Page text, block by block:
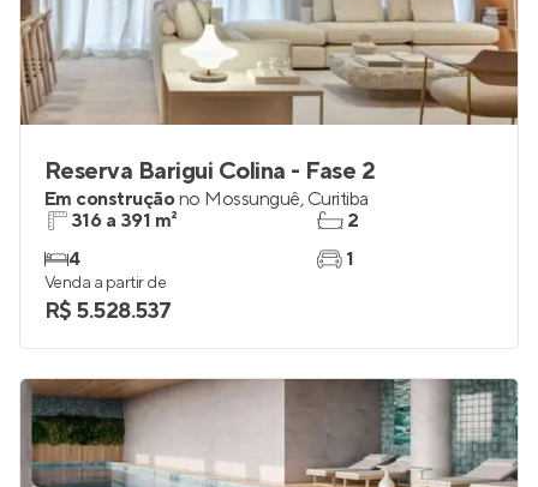
Reserva Barigui Colina - Fase 2
Em construçãono Mossunguê, Curitiba
316 a 391 m²
4
2
1
Venda a partir de
R$ 5.528.537